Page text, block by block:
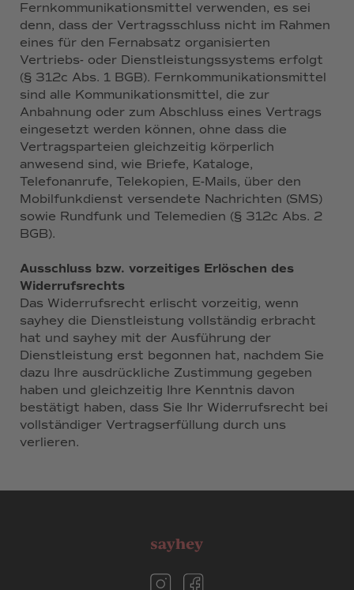
Fernkommunikationsmittel verwenden, es sei
denn, dass der Vertragsschluss nicht im Rahmen
eines für den Fernabsatz organisierten
Vertriebs- oder Dienstleistungssystems erfolgt
(§ 312c Abs. 1 BGB). Fernkommunikationsmittel
sind alle Kommunikationsmittel, die zur
Anbahnung oder zum Abschluss eines Vertrags
eingesetzt werden können, ohne dass die
Vertragsparteien gleichzeitig körperlich
anwesend sind, wie Briefe, Kataloge,
Telefonanrufe, Telekopien, E-Mails, über den
Mobilfunkdienst versendete Nachrichten (SMS)
sowie Rundfunk und Telemedien (§ 312c Abs. 2
BGB).
Ausschluss bzw. vorzeitiges Erlöschen des
Widerrufsrechts
Das Widerrufsrecht erlischt vorzeitig, wenn
sayhey die Dienstleistung vollständig erbracht
hat und sayhey mit der Ausführung der
Dienstleistung erst begonnen hat, nachdem Sie
dazu Ihre ausdrückliche Zustimmung gegeben
haben und gleichzeitig Ihre Kenntnis davon
bestätigt haben, dass Sie Ihr Widerrufsrecht bei
vollständiger Vertragserfüllung durch uns
verlieren.